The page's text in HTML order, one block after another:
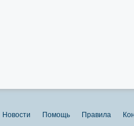
Новости Помощь Правила